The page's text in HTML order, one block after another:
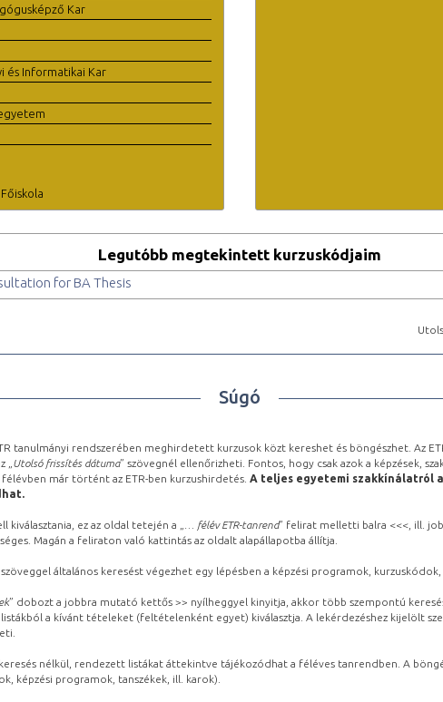
Kar
és Informatikai Kar
Legutóbb megtekintett kurzuskódjaim
for BA Thesis
Súgó
tanulmányi rendszerében meghirdetett kurzusok közt kereshet és böngészhet. Az
Utolsó frissítés dátuma” szövegnél ellenőrizheti. Fontos, hogy csak azok a képzések,
már történt az ETR-ben kurzushirdetés. A teljes egyetemi szakkínálatról a
ez az oldal tetején a „ … félév ETR-tanrend” felirat melletti balra <<<, ill.
Magán a feliraton való kattintás az oldalt alapállapotba állítja.
általános keresést végezhet egy lépésben a képzési programok,
” dobozt a jobbra mutató kettős >> nyílheggyel kinyitja, akkor több szempontú
a kívánt tételeket (feltételenként egyet) kiválasztja. A lekérdezéshez kijelölt
nélkül, rendezett listákat áttekintve tájékozódhat a féléves tanrendben. A
képzési programok, tanszékek, ill. karok).